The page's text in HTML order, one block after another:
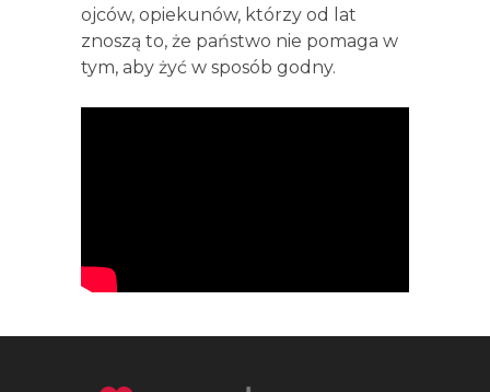
ojców, opiekunów, którzy od lat
znoszą to, że państwo nie pomaga w
tym, aby żyć w sposób godny.